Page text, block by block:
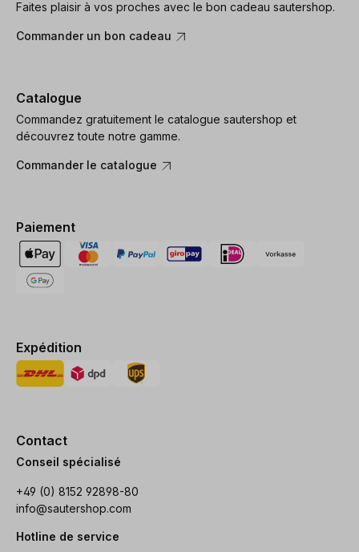
Faites plaisir à vos proches avec le bon cadeau sautershop.
Commander un bon cadeau
Catalogue
Commandez gratuitement le catalogue sautershop et
découvrez toute notre gamme.
Commander le catalogue
Paiement
Expédition
Contact
Conseil spécialisé
+49 (0) 8152 92898-80
info@sautershop.com
Hotline de service